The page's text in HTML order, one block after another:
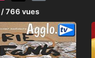
/ 766 vues